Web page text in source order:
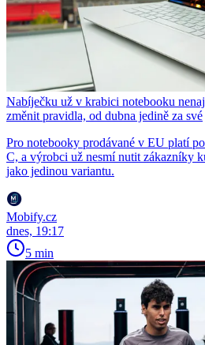
Nabíječku už v krabici notebooku
změnit pravidla, od dubna jedině za své
Pro notebooky prodávané v EU platí
C, a výrobci už nesmí nutit zákazníky
jako jedinou variantu.
Mobify.cz
dnes, 19:17
5 min